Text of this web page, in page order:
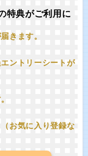
特典がご利用に
きます。
ントリーシートが
お気に入り登録な